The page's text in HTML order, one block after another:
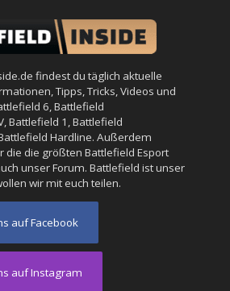
findest du täglich aktuelle
Tipps, Tricks, Videos und
6,Battlefield
,Battlefield 1 ,Battlefield
Hardline. Außerdem
die die größten Battlefield Esport
unserForum. Battlefield ist unser
wir mit euch teilen.
auf Facebook
auf Instagram